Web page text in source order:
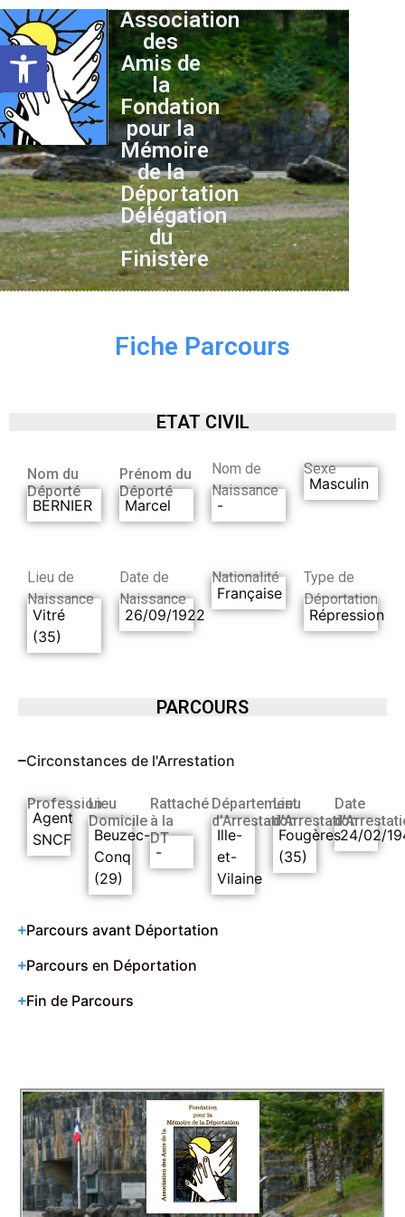
Ouvrir la barre d’outils
Association
des
Amis de
la
Fondation
pour la
Mémoire
de la
Déportation
Délégation
du
Finistère
Fiche Parcours
ETAT CIVIL
Nom du
Déporté
BERNIER
Prénom du
Déporté
Marcel
Nom de
Naissance
-
Sexe
Masculin
Lieu de
Naissance
Vitré
(35)
Date de
Naissance
26/09/1922
Nationalité
Française
Type de
Déportation
Répression
PARCOURS
Circonstances de l'Arrestation
Profession
Agent
SNCF
Lieu
Domicile
Beuzec-
Conq
(29)
Rattaché
à la
DT
-
Département
d’Arrestation
Ille-
et-
Vilaine
Lieu
d’Arrestation
Fougères
(35)
Date
24/02/
Parcours avant Déportation
Parcours en Déportation
Fin de Parcours